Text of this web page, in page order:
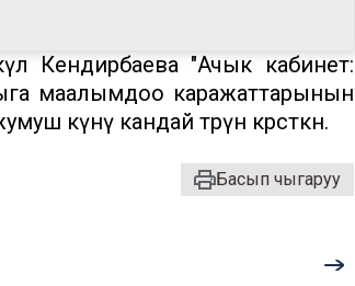
Кендирбаева "Ачык кабинет:
маалымдоо каражаттарынын
күнү кандай өтөрүн көрсөткөн.
Басып чыгаруу